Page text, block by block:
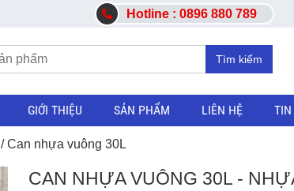
Hotline : 0896 880 789
Tìm kiếm
GIỚI THIỆU SẢN PHẨM LIÊN HỆ TIN
/ Can nhựa vuông 30L
CAN NHỰA VUÔNG 30L -